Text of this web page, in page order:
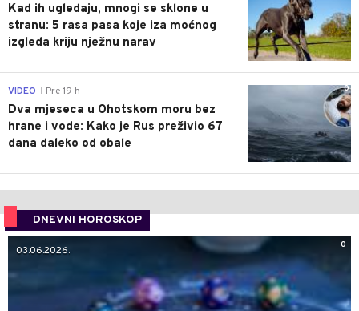
Kad ih ugledaju, mnogi se sklone u
stranu: 5 rasa pasa koje iza moćnog
izgleda kriju nježnu narav
0
VIDEO Pre 19 h
Dva mjeseca u Ohotskom moru bez
hrane i vode: Kako je Rus preživio 67
dana daleko od obale
DNEVNI HOROSKOP
0
03.06.2026.